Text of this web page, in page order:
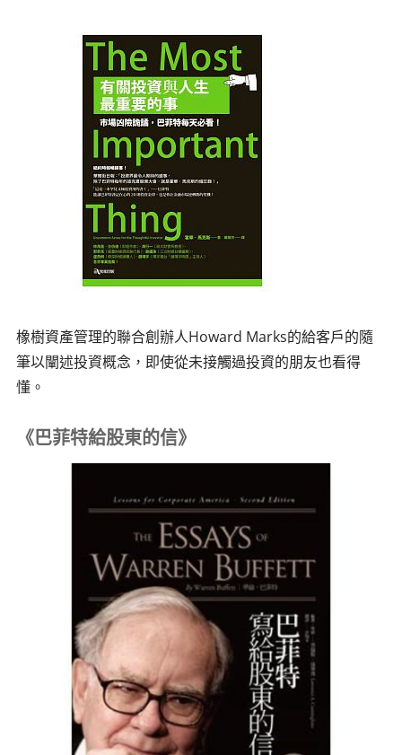
橡樹資產管理的聯合創辦人Howard Marks的給客戶的隨
筆以闡述投資概念，即使從未接觸過投資的朋友也看得
懂。
《巴菲特給股東的信》